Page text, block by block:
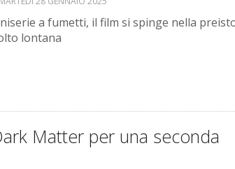
a fumetti, il film si spinge nella
lontana
Matter per una seconda